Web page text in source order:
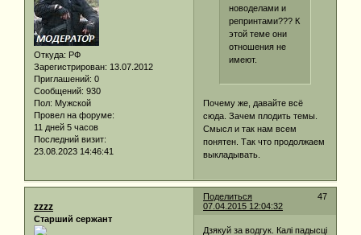
Откуда: РФ
Зарегистрирован: 13.07.2012
Приглашений: 0
Сообщений: 930
Пол: Мужской
Провел на форуме:
11 дней 5 часов
Последний визит:
23.08.2023 14:46:41
новоделами и
репринтами??? К
этой теме они
отношения не
имеют.
Почему же, давайте всё
сюда. Зачем плодить темы.
Смысл и так нам всем
понятен. Так что продолжаем
выкладывать.
Поделиться
47
07.04.2015 12:04:32
zzzz
Старший сержант
Дзякуй за водгук. Калі падысці